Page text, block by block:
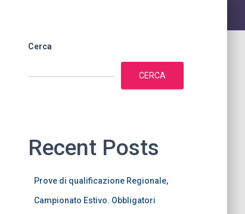
Cerca
CERCA
Recent Posts
Prove di qualificazione Regionale,
Campionato Estivo. Obbligatori